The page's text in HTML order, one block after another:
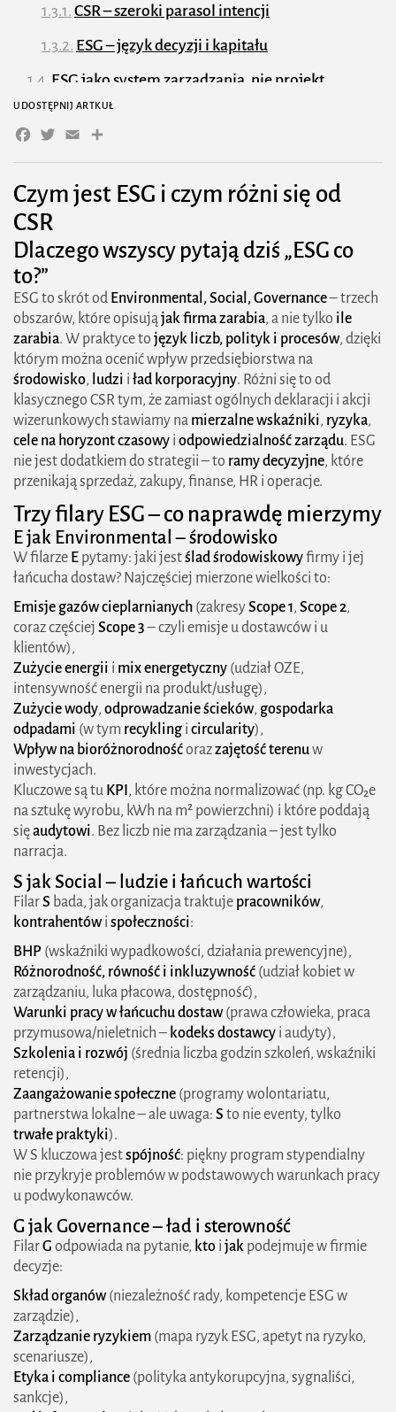
Czym jest ESG i czym różni się od
CSR
Dlaczego wszyscy pytają dziś „ESG co
to?”
ESG to skrót od Environmental, Social, Governance– trzech
obszarów, które opisująjak firma zarabia, a nie tylko ile
zarabia. W praktyce to język liczb, polityk i procesów, dzięki
którym można ocenić wpływ przedsiębiorstwa na
środowisko, ludzi i ład korporacyjny. Różni się to od
klasycznego CSR tym, że zamiast ogólnych deklaracji i akcji
wizerunkowych stawiamy na mierzalne wskaźniki, ryzyka,
cele na horyzont czasowy i odpowiedzialność zarządu. ESG
nie jest dodatkiem do strategii – to ramy decyzyjne, które
przenikają sprzedaż, zakupy, finanse, HR i operacje.
Trzy filary ESG – co naprawdę mierzymy
E jak Environmental – środowisko
W filarze E pytamy: jaki jestślad środowiskowyfirmy i jej
łańcucha dostaw? Najczęściej mierzone wielkości to:
Emisje gazów cieplarnianych (zakresyScope 1, Scope 2,
coraz częściej Scope 3– czyli emisje u dostawców i u
klientów),
Zużycie energii i mix energetyczny (udział OZE,
intensywność energii na produkt/usługę),
Zużycie wody, odprowadzanie ścieków, gospodarka
odpadami (w tym recykling i circularity),
Wpływ na bioróżnorodnośćorazzajętość terenuw
inwestycjach.
Kluczowe są tu KPI , które można normalizować (np. kg CO₂e
na sztukę wyrobu, kWh na m² powierzchni) i które poddają
sięaudytowi. Bez liczb nie ma zarządzania – jest tylko
narracja.
S jak Social – ludzie i łańcuch wartości
FilarS bada, jak organizacja traktuje pracowników,
kontrahentów i społeczności:
BHP (wskaźniki wypadkowości, działania prewencyjne),
Różnorodność, równość i inkluzywność (udział kobiet w
zarządzaniu, luka płacowa, dostępność),
Warunki pracy w łańcuchu dostaw (prawa człowieka, praca
przymusowa/nieletnich – kodeks dostawcy i audyty),
Szkolenia i rozwój (średnia liczba godzin szkoleń, wskaźniki
retencji),
Zaangażowanie społeczne (programy wolontariatu,
partnerstwa lokalne – ale uwaga: S to nie eventy, tylko
trwałe praktyki).
W S kluczowa jestspójność: piękny program stypendialny
nie przykryje problemów w podstawowych warunkach pracy
u podwykonawców.
G jak Governance– ład i sterowność
FilarG odpowiada na pytanie, kto i jak podejmuje w firmie
decyzje:
Skład organów (niezależność rady, kompetencje ESG w
zarządzie),
Zarządzanie ryzykiem (mapa ryzyk ESG, apetyt na ryzyko,
scenariusze),
Etyka i compliance (polityka antykorupcyjna, sygnaliści,
sankcje),
CSR – szeroki parasol intencji
ESG – język decyzji i kapitału
ESG jako system zarządzania, nie projekt
Analiza istotności (materiality)
Polityki i procesy
Co ESG zmienia w finansach i sprzedaży
Jak unikać greenwashingu i „tick-boxingu”
ESG w praktyce – mapowanie na funkcje w firmie
Zakupy
Operacje
HR
Finanse
Zarząd i rada
ESG jako przewaga konkurencyjna
Najprostszy start trzy kroki na już
Słowa-klucze, które naprawdę robią różnicę
Regulacje i raportowanie kto musi, co i kiedy
Od „dobrowolności” do obowiązku mapa aktów
prawnych, które zmieniły grę
Kto podlega progi, kategorie i „efekt łańcucha
dostaw”
Podwójna istotność (double materiality) dwa
kierunki patrzenia
Architektura ESRS co ujawnić i z jaką głębią
Klimat jako „temat obowiązkowy” i Scope 1-2-3
Taksonomia UE liczby, które łączą „zielone
intencje” z finansami
SFDR i PAI dlaczego fundusz pyta o twoje dane
Assurance od „limited” do „reasonable” – co to
znaczy w praktyce
Dane, systemy, tagowanie ESG to dyscyplina
informacyjna
Due diligence w łańcuchu dostaw zewnętrzny
„S” i „G”
Jak się przygotować mapa dojścia od „zera” do
pierwszego raportu
Krok 2 – Model danych i właściciele
Krok 3 – Polityki i cele
Krok 4 – Kontrole i assurance-readiness
UDOSTĘPNIJ ARTKUŁ
Facebook
Twitter
EmailShare